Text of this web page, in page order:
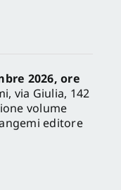
2026, ore
via Giulia, 142
volume
editore